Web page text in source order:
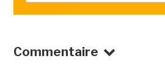
Commentaire